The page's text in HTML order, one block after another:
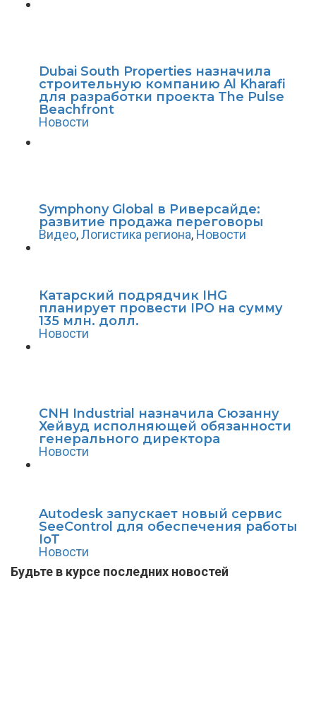
Dubai South Properties назначила
строительную компанию Al Kharafi
для разработки проекта The Pulse
Beachfront
Новости
Symphony Global в Риверсайде:
развитие продажа переговоры
Видео,Логистика региона, Новости
Катарский подрядчик IHG
планирует провести IPO на сумму
135 млн. долл.
Новости
CNH Industrial назначила Сюзанну
Хейвуд исполняющей обязанности
генерального директора
Новости
Autodesk запускает новый сервис
SeeControl для обеспечения работы
IoT
Новости
Будьте в курсе последних новостей